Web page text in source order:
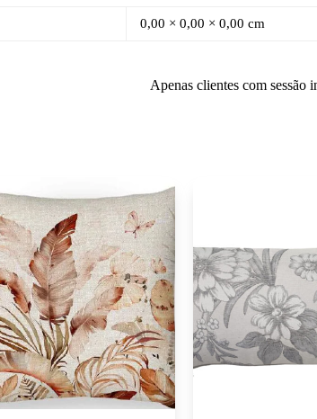
0,00 × 0,00 × 0,00 cm
Apenas clientes com sessão